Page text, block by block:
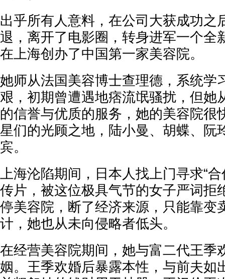
出乎所有人意料，在公司大获成功之
退，离开了电影圈，转身进军一个
在上海创办了中国第一家美容院。
她师从法国美容博士查理德，系统学
艰，初期曾遭遇地痞流氓骚扰，但她
的信誉与优质的服务，她的美容院很
星们的光顾之地，陆小曼、胡蝶、阮
宾。
上海沦陷期间，日本人找上门寻求“合
传片，被这位极具气节的女子严词拒
停美容院，断了经济来源，只能靠变
计，她也从未向侵略者低头。
在经营美容院期间，她与富二代王季
姻。王季欢婚后暴露本性，与前夫如